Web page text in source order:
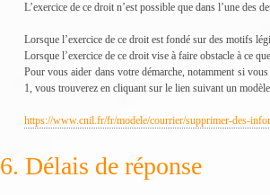
L’exercice de ce droit n’est possible que dans l’une des
Lorsque l’exercice de ce droit est fondé sur des motifs
Lorsque l’exercice de ce droit vise à faire obstacle à ce
Pour vous aider dans votre démarche, notamment si
1, vous trouverez en cliquant sur le lien suivant un
https://www.cnil.fr/fr/modele/courrier/supprimer-des-
6. Délais de réponse